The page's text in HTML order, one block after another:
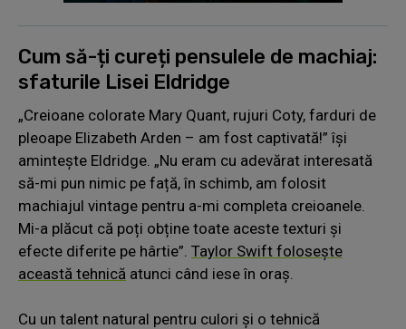
Cum să-ți cureți pensulele de machiaj:
sfaturile Lisei Eldridge
„Creioane colorate Mary Quant, rujuri Coty, farduri de
pleoape Elizabeth Arden – am fost captivată!” își
amintește Eldridge. „Nu eram cu adevărat interesată
să-mi pun nimic pe față, în schimb, am folosit
machiajul vintage pentru a-mi completa creioanele.
Mi-a plăcut că poți obține toate aceste texturi și
efecte diferite pe hârtie”. Taylor Swift folosește
această tehnică atunci când iese în oraș.
Cu un talent natural pentru culori și o tehnică